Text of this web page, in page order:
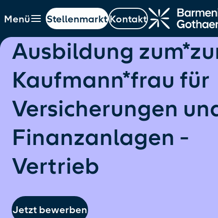
springen
springen
Menü
Hauptnavigation öffnen
StellenmarktKontakt
Ausbildung
Kaufmann*frau für
Versicherungen
Finanzanlagen -
Vertrieb
Jetzt bewerben